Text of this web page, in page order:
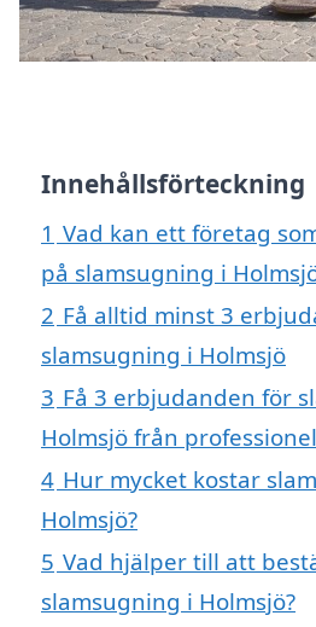
Innehållsförteckning
1 Vad kan ett företag
på slamsugning i
2 Få alltid minst 3
slamsugning i Holmsjö
3 Få 3 erbjudanden för
Holmsjö från
4 Hur mycket kostar
Holmsjö?
5 Vad hjälper till att
slamsugning i Holmsjö?